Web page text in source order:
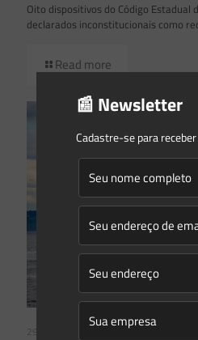
Oito dispositivos do Código Estadual
declarados inconstitucionais como
Read more
29/11/2021
📰 Newsletter
Cadastre-se para